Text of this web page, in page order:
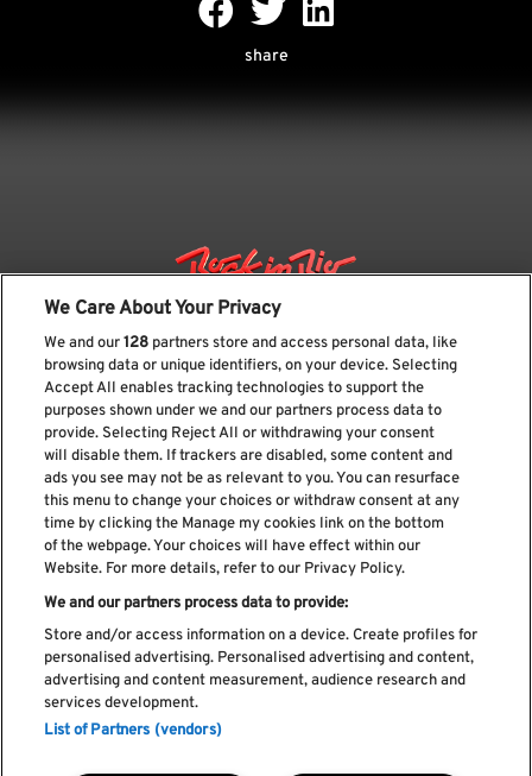
share
Suscríbase a nuestro boletín
He leído y acepto el Política de privacidad
Libro de Reclamaciones
We Care About Your Privacy
We and our128 partners store and access personal data, like
browsing data or unique identifiers, on your device. Selecting
Accept All enables tracking technologies to support the
purposes shown under we and our partners process data to
provide. Selecting Reject All or withdrawing your consent
will disable them. If trackers are disabled, some content and
ads you see may not be as relevant to you. You can resurface
this menu to change your choices or withdraw consent at any
time by clicking the Manage my cookies link on the bottom
of the webpage. Your choices will have effect within our
Website. For more details, refer to our Privacy Policy.
We and our partners process data to provide:
Store and/or access information on a device. Create profiles for
personalised advertising. Personalised advertising and content,
advertising and content measurement, audience research and
services development.
List of Partners (vendors)